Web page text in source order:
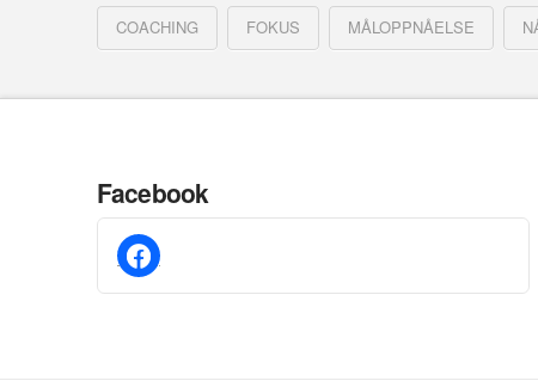
COACHING FOKUS MÅLOPPNÅELSE
Facebook
facebook